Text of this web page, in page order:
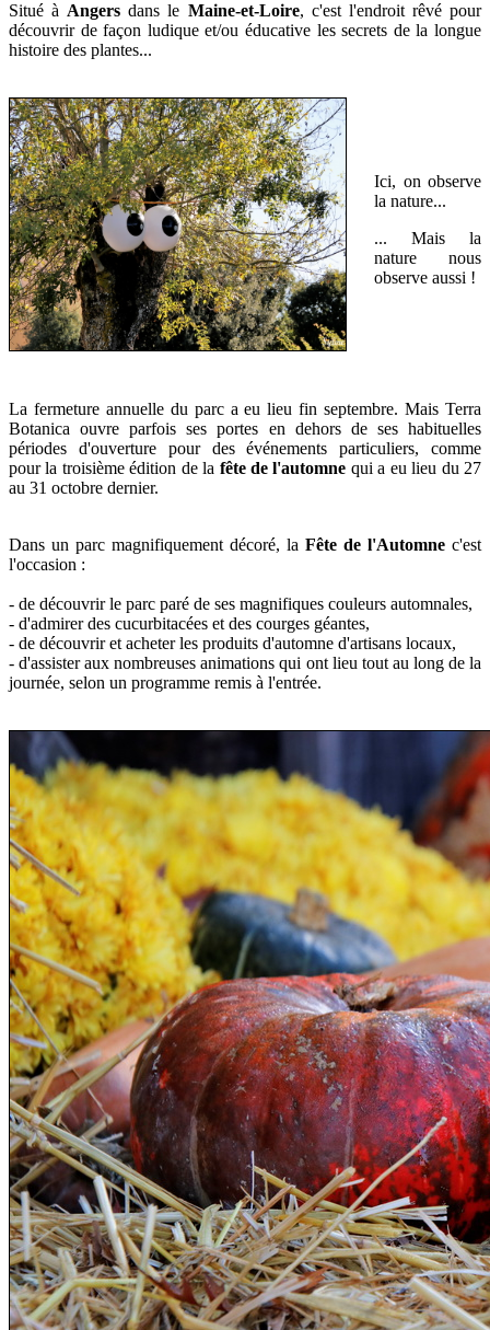
Situé à Angers dans le Maine-et-Loire, c'est l'endroit rêvé pour
découvrir de façon ludique et/ou éducative les secrets de la longue
histoire des plantes...
Ici, on observe
la nature...
... Mais la
nature nous
observe aussi !
La fermeture annuelle du parc a eu lieu fin septembre. Mais Terra
Botanica ouvre parfois ses portes en dehors de ses habituelles
périodes d'ouverture pour des événements particuliers, comme
pourla troisième édition de la fête de l'automne qui a eu lieu du 27
au 31 octobre dernier.
Dans un parc magnifiquement décoré, la Fête de l'Automne c'est
l'occasion :
- de découvrir le parc paré de ses magnifiques couleurs automnales,
- d'admirer des cucurbitacées et des courges géantes,
- de découvrir et acheter les produits d'automne d'artisans locaux,
- d'assister auxnombreuses animations qui ont lieu tout au long de la
journée, selon un programme remis à l'entrée.